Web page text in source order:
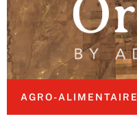
AGRO-ALIMENTAIRE